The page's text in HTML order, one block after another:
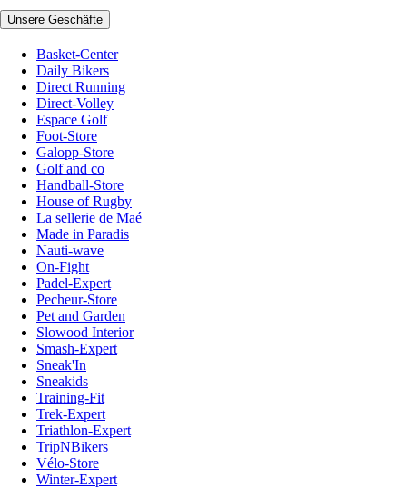
Unsere Geschäfte
Basket-Center
Daily Bikers
Direct Running
Direct-Volley
Espace Golf
Foot-Store
Galopp-Store
Golf and co
Handball-Store
House of Rugby
La sellerie de Maé
Made in Paradis
Nauti-wave
On-Fight
Padel-Expert
Pecheur-Store
Pet and Garden
Slowood Interior
Smash-Expert
Sneak'In
Sneakids
Training-Fit
Trek-Expert
Triathlon-Expert
TripNBikers
Vélo-Store
Winter-Expert